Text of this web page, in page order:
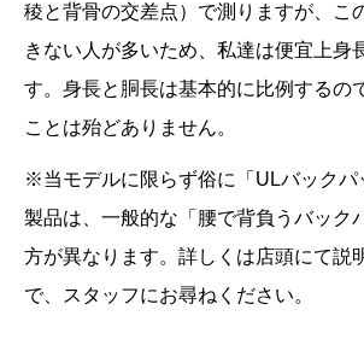
稜と背骨の交差点）で測りますが、こ
きない人が多いため、私達は便宜上身
す。身長と胴長は基本的に比例するの
ことは殆どありません。
※当モデルに限らず俗に「ULバックパ
製品は、一般的な「腰で背負うバック
方が異なります。詳しくは店頭にて説
で、スタッフにお尋ねください。